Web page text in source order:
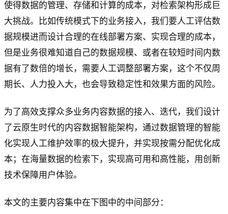
使得数据的管理、存储和计算的成本，对检索架构形成巨
大挑战。比如传统模式下的业务接入，我们要人工评估数
据规模进而设计合理的在线部署方案、实现合理的成本，
但是业务很难知道自己的数据规模、或者在较短时间内数
据有了数倍的增长，需要人工调整部署方案，这个不仅周
期长、人力投入大，也会导致稳定性和效果方面的风险。
为了高效支撑众多业务内容数据的接入、迭代，我们设计
了云原生时代的内容数据智能架构，通过数据管理的智能
化实现人工维护效率的极大提升，并实现按需分配优化成
本；在海量数据的检索下，实现高可用和高性能，用创新
技术保障用户体验。
本文的主要内容集中在下图中的中间部分：